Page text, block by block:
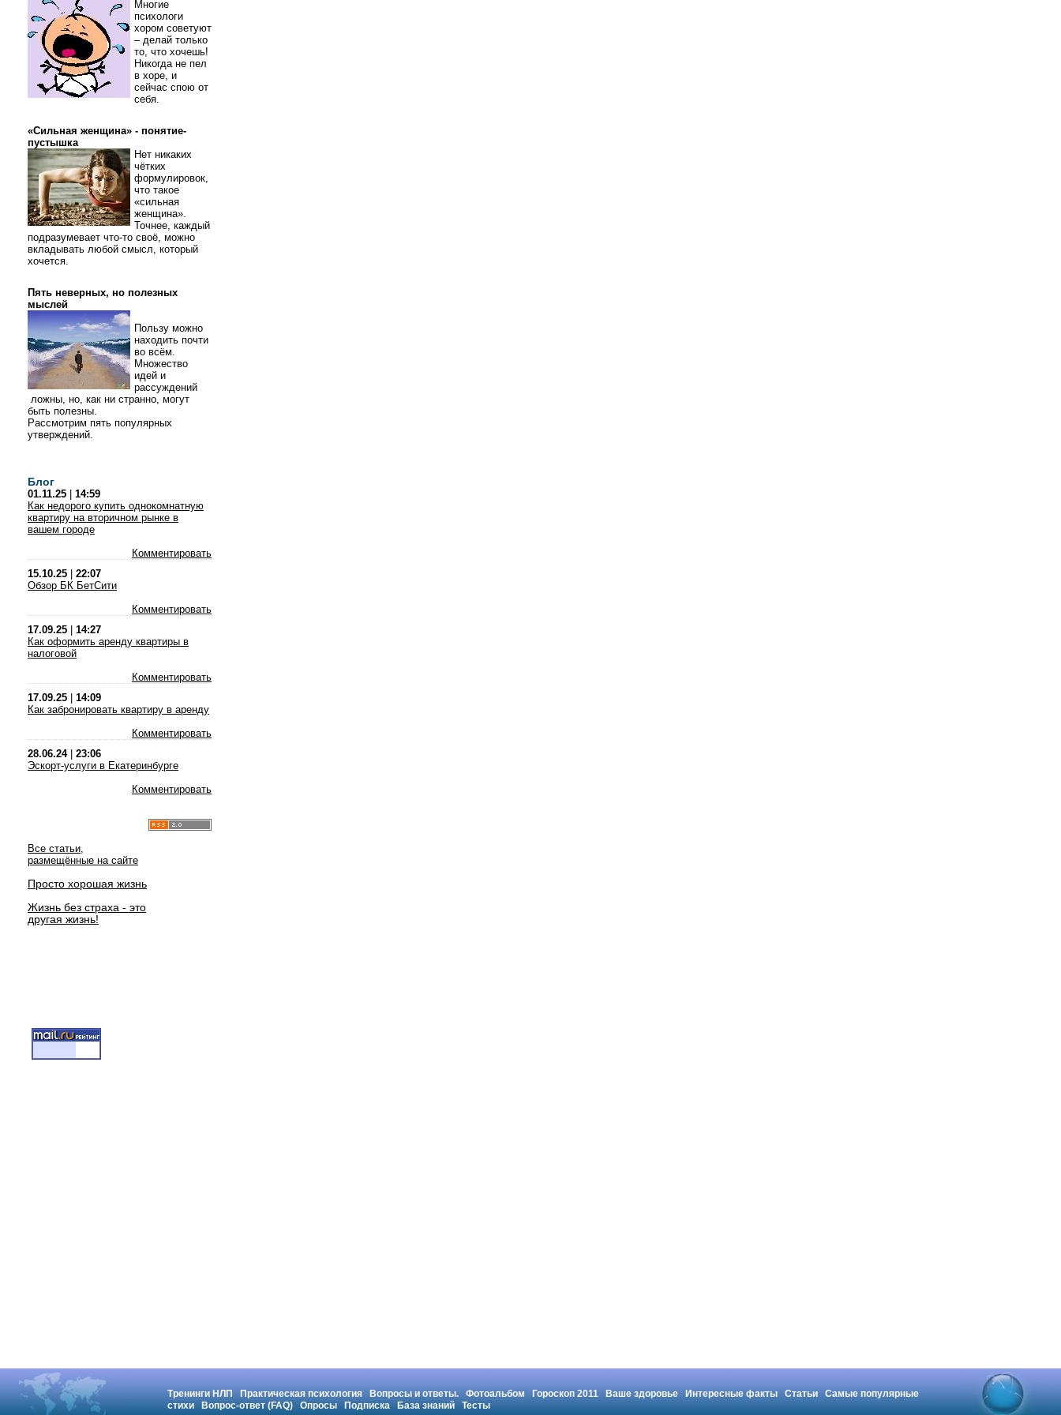
Многие
психологи
хором советуют
– делай только
то, что хочешь!
Никогда не пел
в хоре, и
сейчас спою от
себя.
«Сильная женщина» - понятие-
пустышка
Нет никаких
чётких
формулировок,
что такое
«сильная
женщина».
Точнее, каждый
подразумевает что-то своё, можно
вкладывать любой смысл, который
хочется.
Пять неверных, но полезных
мыслей
Пользу можно
находить почти
во всём.
Множество
идей и
рассуждений
ложны, но, как ни странно, могут
быть полезны.
Рассмотрим пять популярных
утверждений.
Блог
01.11.25
14:59
Как недорого купить однокомнатную
квартиру на вторичном рынке в
вашем городе
Комментировать
15.10.25
22:07
Обзор БК БетСити
Комментировать
17.09.25
14:27
Как оформить аренду квартиры в
налоговой
Комментировать
17.09.25
14:09
Как забронировать квартиру в аренду
Комментировать
28.06.24| 23:06
Эскорт-услуги в Екатеринбурге
Комментировать
Все статьи,
размещённые на сайте
Просто хорошая жизнь
Жизнь без страха - это
другая жизнь!
Тренинги НЛП Практическая психология Вопросы и ответы. Фотоальбом Гороскоп 2011 Ваше здоровье Интересные факты Статьи
Самые популярные
стихи
Вопрос-ответ (FAQ) Опросы Подписка База знаний Тесты